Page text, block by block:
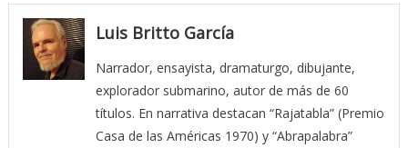
Luis Britto García
Narrador, ensayista, dramaturgo, dibujante,
explorador submarino, autor de más de 60
títulos. En narrativa destacan “Rajatabla” (Premio
Casa de las Américas 1970) y “Abrapalabra”